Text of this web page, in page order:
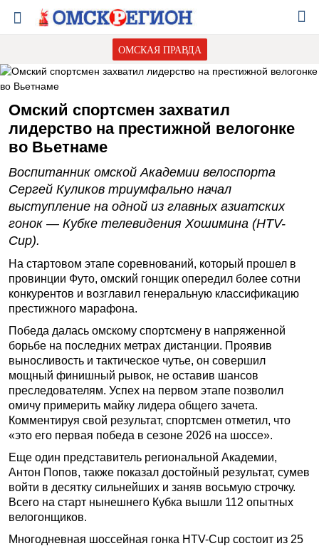
ОМСКАЯ ПРАВДА
Омский спортсмен захватил
лидерство на престижной велогонке
во Вьетнаме
Воспитанник омской Академии велоспорта
Сергей Куликов триумфально начал
выступление на одной из главных азиатских
гонок — Кубке телевидения Хошимина (HTV-
Cup).
На стартовом этапе соревнований, который прошел в
провинции Футо, омский гонщик опередил более сотни
конкурентов и возглавил генеральную классификацию
престижного марафона.
Победа далась омскому спортсмену в напряженной
борьбе на последних метрах дистанции. Проявив
выносливость и тактическое чутье, он совершил
мощный финишный рывок, не оставив шансов
преследователям. Успех на первом этапе позволил
омичу примерить майку лидера общего зачета.
Комментируя свой результат, спортсмен отметил, что
«это его первая победа в сезоне 2026 на шоссе».
Еще один представитель региональной Академии,
Антон Попов, также показал достойный результат, сумев
войти в десятку сильнейших и заняв восьмую строчку.
Всего на старт нынешнего Кубка вышли 112 опытных
велогонщиков.
Многодневная шоссейная гонка HTV-Cup состоит из 25